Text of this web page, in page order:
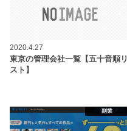
2020.4.27
東京の管理会社一覧【五十音順リ
スト】
副業